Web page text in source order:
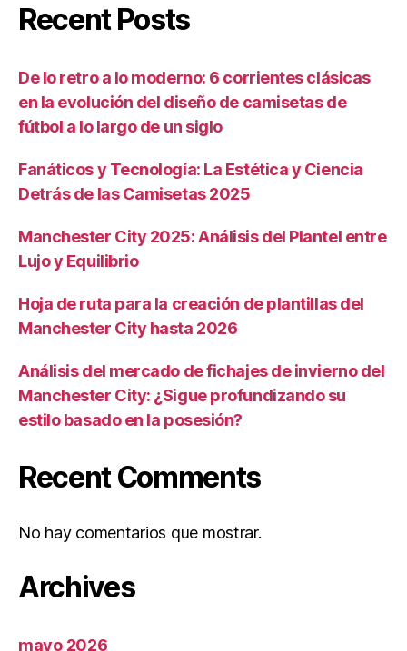
Recent Posts
De lo retro a lo moderno: 6 corrientes clásicas
en la evolución del diseño de camisetas de
fútbol a lo largo de un siglo
Fanáticos y Tecnología: La Estética y Ciencia
Detrás de las Camisetas 2025
Manchester City 2025: Análisis del Plantel entre
Lujo y Equilibrio
Hoja de ruta para la creación de plantillas del
Manchester City hasta 2026
Análisis del mercado de fichajes de invierno del
Manchester City: ¿Sigue profundizando su
estilo basado en la posesión?
Recent Comments
No hay comentarios que mostrar.
Archives
mayo 2026